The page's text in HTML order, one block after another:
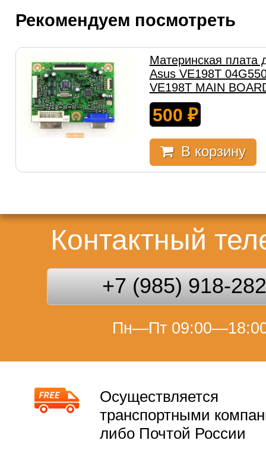
Рекомендуем посмотреть
Материнская плата
Asus VE198T
VE198T MAIN
500 ₽
В корзину
Контактный
+7 (985) 918-
Пн—Пт
Осуществляется
транспортными
либо Почтой России